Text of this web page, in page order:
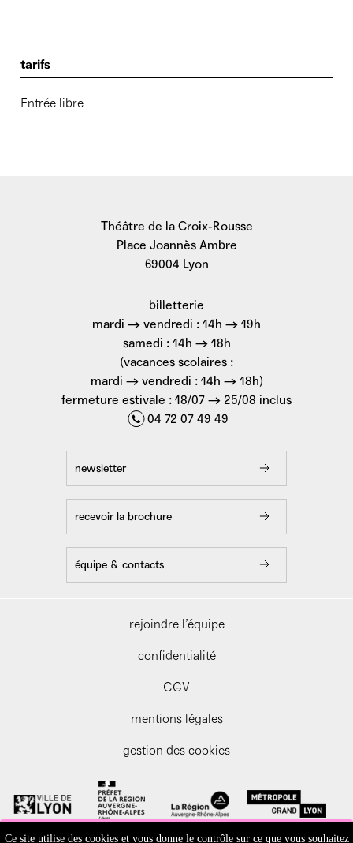
Ce site utilise des cookies et vous donne le contrôle sur ce que vous souhaitez
tarifs
Entrée libre
Théâtre de la Croix-Rousse
Place Joannès Ambre
69004 Lyon
billetterie
mardi → vendredi : 14h → 19h
samedi : 14h → 18h
(vacances scolaires :
mardi → vendredi : 14h → 18h)
fermeture estivale : 18/07 → 25/08 inclus
04 72 07 49 49
newsletter
recevoir la brochure
équipe & contacts
rejoindre l’équipe
confidentialité
CGV
mentions légales
gestion des cookies